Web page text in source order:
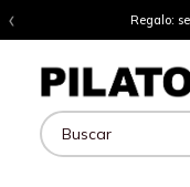
‹ Regalo:
Buscar